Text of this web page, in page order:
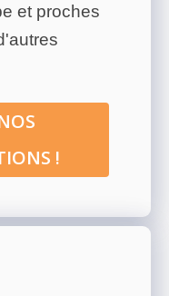
et proches
!